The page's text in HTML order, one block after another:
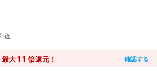
込
大11 倍還元！ 確認する